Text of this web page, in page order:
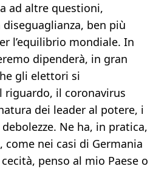
ad altre questioni,
ben più
l’equilibrio mondiale. In
dipenderà, in gran
gli elettori si
riguardo, il coronavirus
dei leader al potere, i
Ne ha, in pratica,
nei casi di Germania
penso al mio Paese o